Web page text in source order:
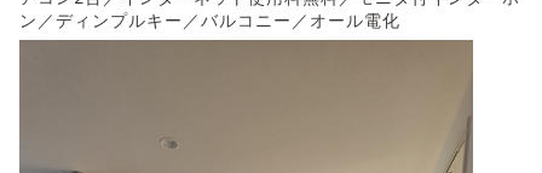
ン／ディンプルキー／バルコニー／オール電化